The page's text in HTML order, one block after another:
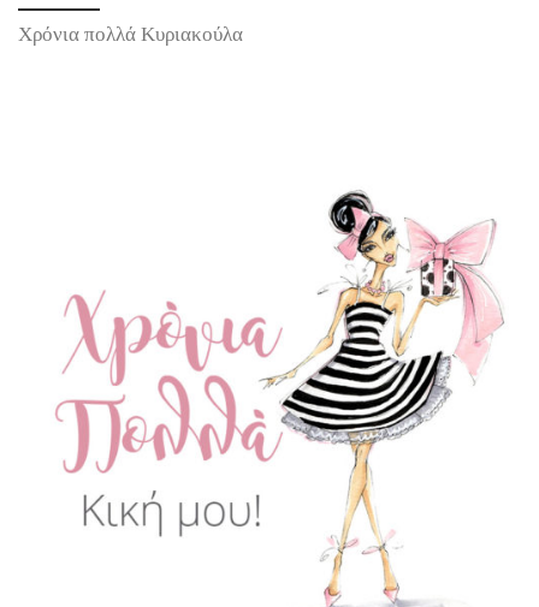
Χρόνια πολλά Κυριακούλα